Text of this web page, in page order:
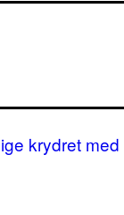
krydret med